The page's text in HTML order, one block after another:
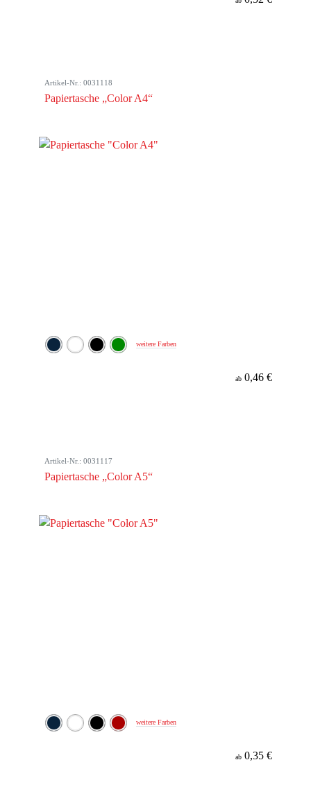
Artikel-Nr.: 0031118
Papiertasche „Color A4“
weitere Farben
ab 0,46 €
Artikel-Nr.: 0031117
Papiertasche „Color A5“
weitere Farben
ab 0,35 €